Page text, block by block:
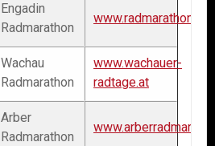
Engadin
Radmarathon
Wachau
Radmarathon
www.wachauer-
radtage.at
Arber
Radmarathon